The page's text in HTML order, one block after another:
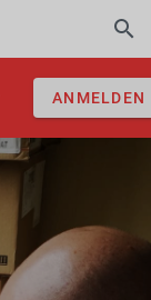
ANMELDEN